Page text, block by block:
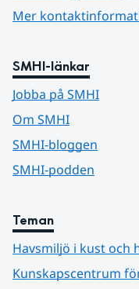
Mer
SMHI-länkar
Jobba på SMHI
Om SMHI
SMHI-bloggen
SMHI-podden
Teman
Havsmiljö i kust och
Kunskapscentrum